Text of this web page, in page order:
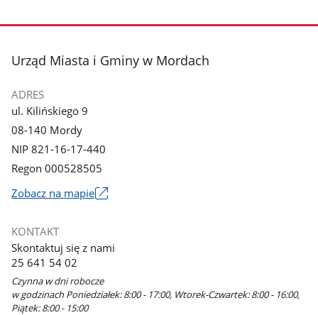
galerii.
stopka
Urząd Miasta i Gminy w Mordach
ADRES
ul. Kilińskiego 9
08-140 Mordy
NIP 821-16-17-440
Regon 000528505
Zobacz na mapieLink
nowym
KONTAKT
Skontaktuj się z nami
25 641 54 02
Czynna w dni robocze
w godzinach Poniedziałek: 8:00 - 17:00, Wtorek-Czwartek: 8:00 - 16:00,
Piątek: 8:00 - 15:00